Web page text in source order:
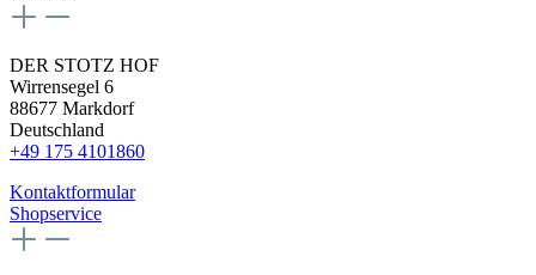
DER STOTZ HOF
Wirrensegel 6
88677 Markdorf
Deutschland
+49 175 4101860
Kontaktformular
Shopservice